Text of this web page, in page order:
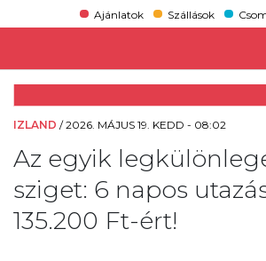
Ajánlatok Szállások
IZLAND /2026. MÁJUS 19. KEDD - 08:02
Az egyik
sziget: 6 napos
135.200 Ft-ért!